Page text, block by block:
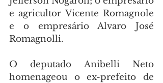
e agricultor Vicente Romagnole
e o empresário Alvaro José
Romagnolli.
O deputado Anibelli Neto
homenageou o ex-prefeito de